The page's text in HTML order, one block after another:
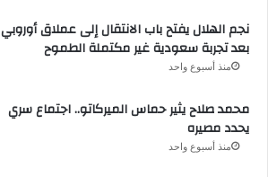
نجم الهلال يفتح باب الانتقال إلى عملاق أوروبي
بعد تجربة سعودية غير مكتملة الطموح
منذ أسبوع واحد
محمد صلاح يثير حماس الميركاتو.. اجتماع سري
يحدد مصيره
منذ أسبوع واحد